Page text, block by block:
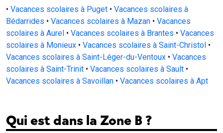
• Vacances scolaires à Puget • Vacances scolaires à
Bédarrides • Vacances scolaires à Mazan • Vacances
scolaires à Aurel • Vacances scolaires à Brantes • Vacances
scolaires à Monieux • Vacances scolaires à Saint-Christol •
Vacances scolaires à Saint-Léger-du-Ventoux • Vacances
scolaires à Saint-Trinit • Vacances scolaires à Sault •
Vacances scolaires à Savoillan • Vacances scolaires à Apt
Qui est dans la Zone B ?